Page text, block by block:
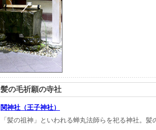
髪の毛祈願の寺社
関神社（王子神社）
「髪の祖神」といわれる蝉丸法師らを祀る神社。